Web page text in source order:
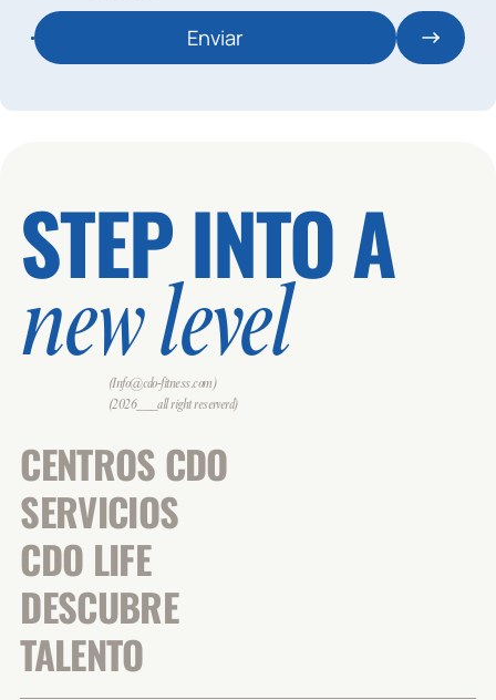
Enviar
STEP INTO A
new level
(Info@cdo-fitness.com)
(2026___all right reserverd)
CENTROS CDO
SERVICIOS
CDO LIFE
DESCUBRE
TALENTO